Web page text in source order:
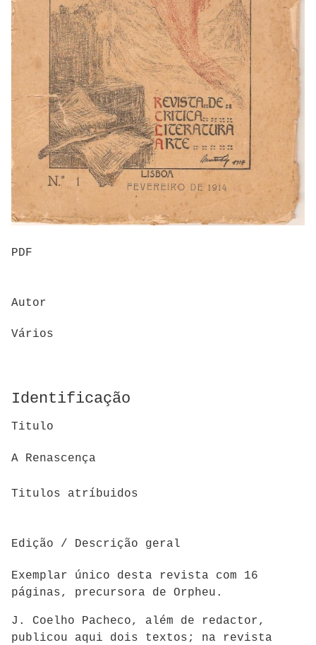
PDF
Autor
Vários
Identificação
Titulo
A Renascença
Titulos atríbuidos
Edição / Descrição geral
Exemplar único desta revista com 16
páginas, precursora de Orpheu.
J. Coelho Pacheco, além de redactor,
publicou aqui dois textos; na revista